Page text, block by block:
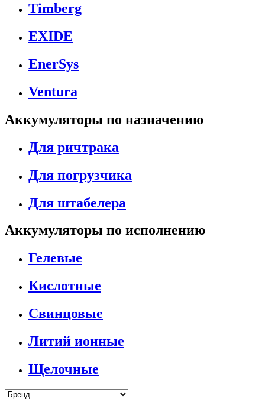
Timberg
EXIDE
EnerSys
Ventura
Аккумуляторы по назначению
Для ричтрака
Для погрузчика
Для штабелера
Аккумуляторы по исполнению
Гелевые
Кислотные
Свинцовые
Литий ионные
Щелочные